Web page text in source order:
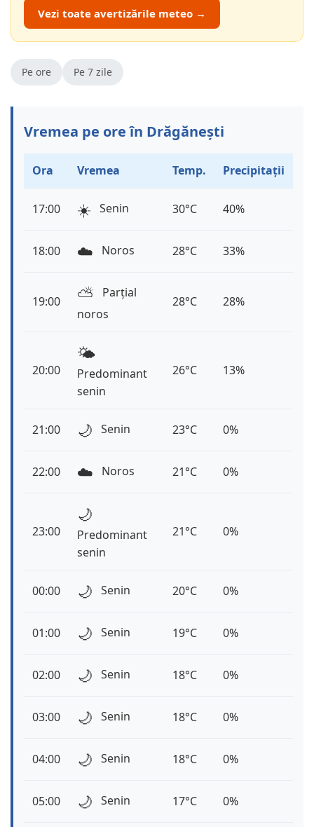
Vezi toate avertizările meteo →
Pe ore Pe 7 zile
Vremea pe ore în Drăgănești
Ora Vremea Temp. Precipitații
17:00 ☀️ Senin 30°C 40%
18:00 ☁️ Noros 28°C 33%
19:00 ⛅️
Parțial
noros
28°C 28%
20:00
🌤️
Predominant
senin
26°C 13%
21:00 🌙 Senin 23°C 0%
22:00 ☁️ Noros 21°C 0%
23:00
🌙
Predominant
senin
21°C 0%
00:00 🌙 Senin 20°C 0%
01:00 🌙 Senin 19°C 0%
02:00 🌙 Senin 18°C 0%
03:00 🌙 Senin 18°C 0%
04:00 🌙 Senin 18°C 0%
05:00 🌙 Senin 17°C 0%